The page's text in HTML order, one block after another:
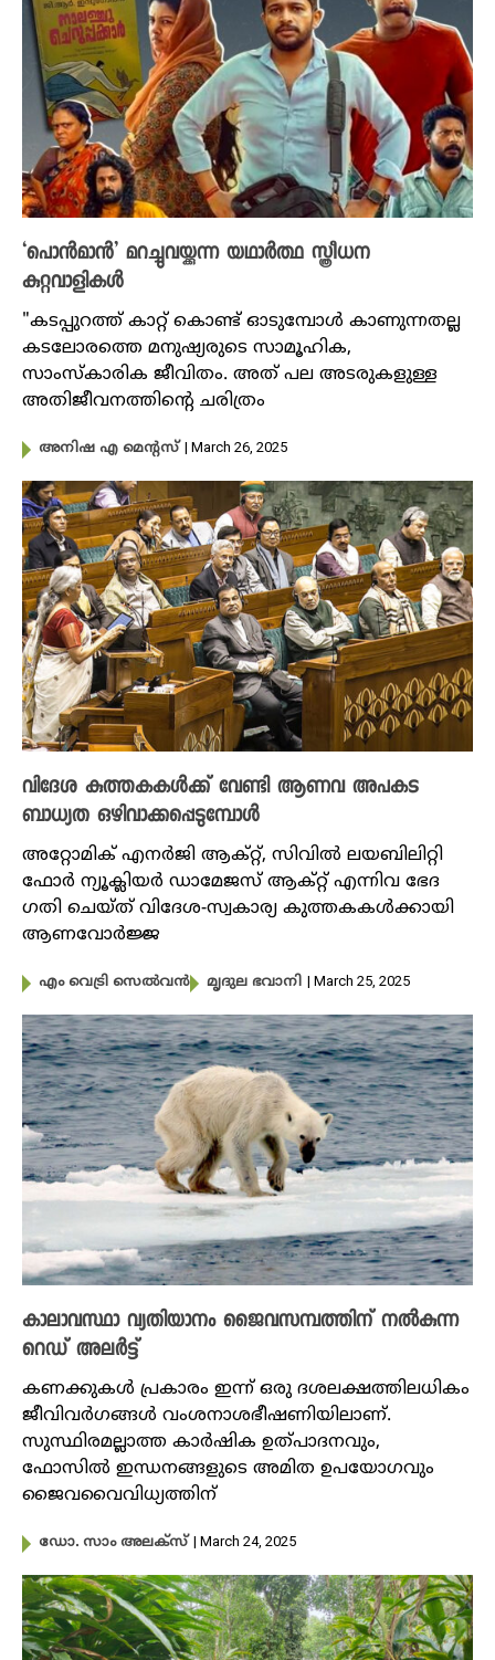
‘പൊൻമാൻ’ മറച്ചുവയ്ക്കുന്ന യഥാർത്ഥ സ്ത്രീധന
കുറ്റവാളികൾ
"കടപ്പുറത്ത് കാറ്റ് കൊണ്ട് ഓടുമ്പോൾ കാണുന്നതല്ല
കടലോരത്തെ മനുഷ്യരുടെ സാമൂഹിക,
സാംസ്കാരിക ജീവിതം. അത് പല അടരുകളുള്ള
അതിജീവനത്തിന്റെ ചരിത്രം
അനിഷ എ മെന്റസ് | March 26, 2025
വിദേശ കുത്തകകൾക്ക് വേണ്ടി ആണവ അപകട
ബാധ്യത ഒഴിവാക്കപ്പെടുമ്പോൾ
അറ്റോമിക് എനർജി ആക്റ്റ്, സിവിൽ ലയബിലിറ്റി
ഫോർ ന്യൂക്ലിയർ ഡാമേജസ് ആക്റ്റ് എന്നിവ ഭേദ​
ഗതി ചെയ്ത് വിദേശ-സ്വകാര്യ കുത്തകകൾക്കായി
ആണവോർജ്ജ
എം വെട്രി സെൽവൻ മൃദുല ഭവാനി | March 25, 2025
കാലാവസ്ഥാ വ്യതിയാനം ജൈവസമ്പത്തിന് നൽകുന്ന
റെഡ് അലർട്ട്
കണക്കുകൾ പ്രകാരം ഇന്ന് ഒരു ദശലക്ഷത്തിലധികം
ജീവിവർഗങ്ങൾ വംശനാശഭീഷണിയിലാണ്.
സുസ്ഥിരമല്ലാത്ത കാർഷിക ഉത്പാദനവും,
ഫോസിൽ ഇന്ധനങ്ങളുടെ അമിത ഉപയോഗവും
ജൈവവൈവിധ്യത്തിന്
ഡോ. സാം അലക്സ് | March 24, 2025